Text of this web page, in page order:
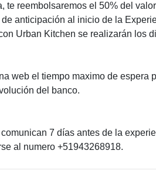
te reembolsaremos el 50% del
anticipación al inicio de la
Urban Kitchen se realizarán los
web el tiempo maximo de
del banco.
7 días antes de la
al numero +51943268918.